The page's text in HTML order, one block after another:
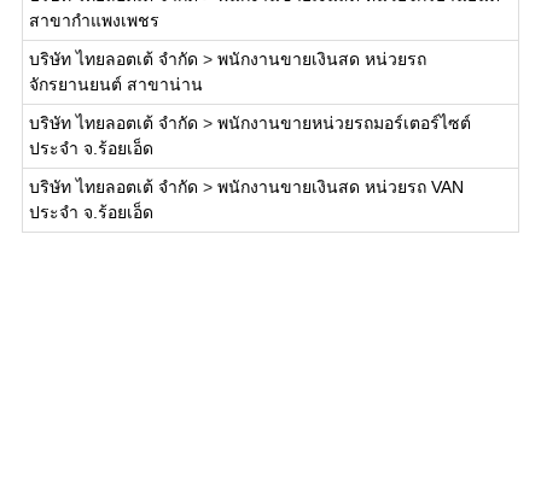
สาขากำแพงเพชร
บริษัท ไทยลอตเต้ จำกัด > พนักงานขายเงินสด หน่วยรถ
จักรยานยนต์ สาขาน่าน
บริษัท ไทยลอตเต้ จำกัด > พนักงานขายหน่วยรถมอร์เตอร์ไซต์
ประจำ จ.ร้อยเอ็ด
บริษัท ไทยลอตเต้ จำกัด > พนักงานขายเงินสด หน่วยรถ VAN
ประจำ จ.ร้อยเอ็ด